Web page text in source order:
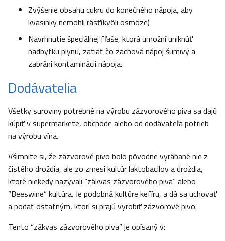
Zvýšenie obsahu cukru do konečného nápoja, aby
kvasinky nemohli rásť(kvôli osmóze)
Navrhnutie špeciálnej fľaše, ktorá umožní uniknúť
nadbytku plynu, zatiať čo zachová nápoj šumivý a
zabráni kontaminácii nápoja.
Dodávatelia
Všetky suroviny potrebné na výrobu zázvorového piva sa dajú
kúpiť v supermarkete, obchode alebo od dodávateľa potrieb
na výrobu vína.
Všimnite si, že zázvorové pivo bolo pôvodne vyrábané nie z
čistého droždia, ale zo zmesi kultúr laktobacilov a droždia,
ktoré niekedy nazývali “zákvas zázvorového piva” alebo
“Beeswine” kultúra. Je podobná kultúre kefíru, a dá sa uchovať
a podať ostatným, ktorí si prajú vyrobiť zázvorové pivo.
Tento “zákvas zázvorového piva” je opísaný v: